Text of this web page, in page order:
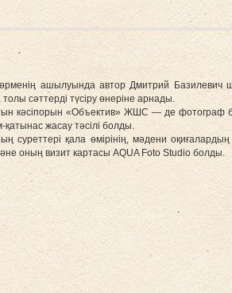
ашылуында автор Дмитрий
сәттерді түсіру өнеріне арнады.
кәсіпорын «Объектив» ЖШС — де фотограф
жасау тәсілі болды.
қала өмірінің, мәдени
оның визит картасы AQUA Foto Studio болды.